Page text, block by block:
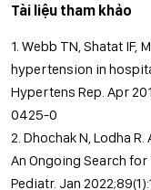
Tài liệu tham khảo
1. Webb TN, Shatat IF,
hypertension in
Hypertens Rep. Apr
0425-0
2. Dhochak N, Lodha
An Ongoing Search
Pediatr. Jan